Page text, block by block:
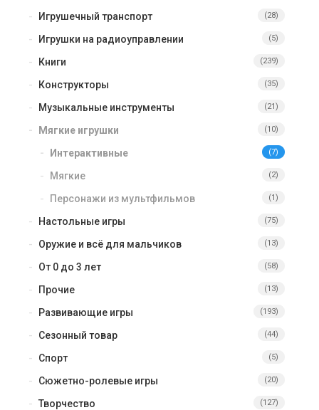
Игрушечный транспорт (28)
Игрушки на радиоуправлении (5)
Книги (239)
Конструкторы (35)
Музыкальные инструменты (21)
Мягкие игрушки (10)
Интерактивные (7)
Мягкие (2)
Персонажи из мультфильмов (1)
Настольные игры (75)
Оружие и всё для мальчиков (13)
От 0 до 3 лет (58)
Прочие (13)
Развивающие игры (193)
Сезонный товар (44)
Спорт (5)
Сюжетно-ролевые игры (20)
Творчество (127)